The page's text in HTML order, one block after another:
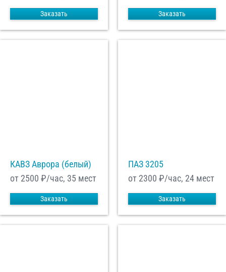
Заказать Заказать
КАВЗ Аврора (белый)
от 2500 ₽/час, 35 мест
Заказать
ПАЗ 3205
от 2300 ₽/час, 24 мест
Заказать